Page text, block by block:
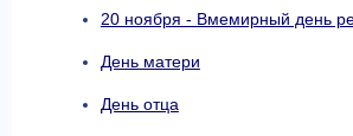
20 ноября - Вмемирный день
День матери
День отца